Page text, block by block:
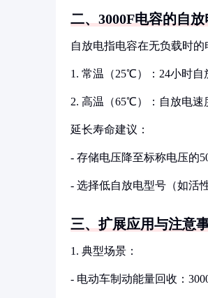
二、3000F电容的自放
自放电指电容在无负载时的
1. 常温（25℃）：24小时自
2. 高温（65℃）：自放电速
延长寿命建议：
- 存储电压降至标称电压的
- 选择低自放电型号（如活
三、扩展应用与注意
1. 典型场景：
- 电动车制动能量回收：